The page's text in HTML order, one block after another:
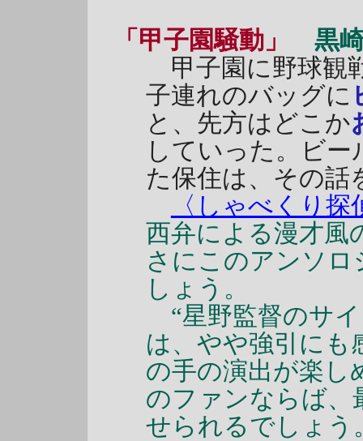
「甲子園騒動」 黒
甲子園に野球観
子連れのバッグに
と、先方はどこか
していった。ビ
た保住は、その
〈しゃべくり探
西弁による漫才風
さにこのアンソ
しょう。
“星野監督のサ
は、やや強引にも
の手の演出が楽し
のファンならば、
せられるでしょう